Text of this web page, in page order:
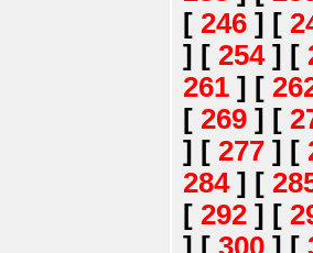
[ 246 ] [
] [ 254] [
261 ] [
[ 269 ] [
] [ 277 ] [
284] [
[ 292 ] [